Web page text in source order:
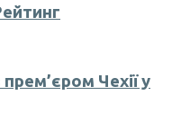
Чехії у